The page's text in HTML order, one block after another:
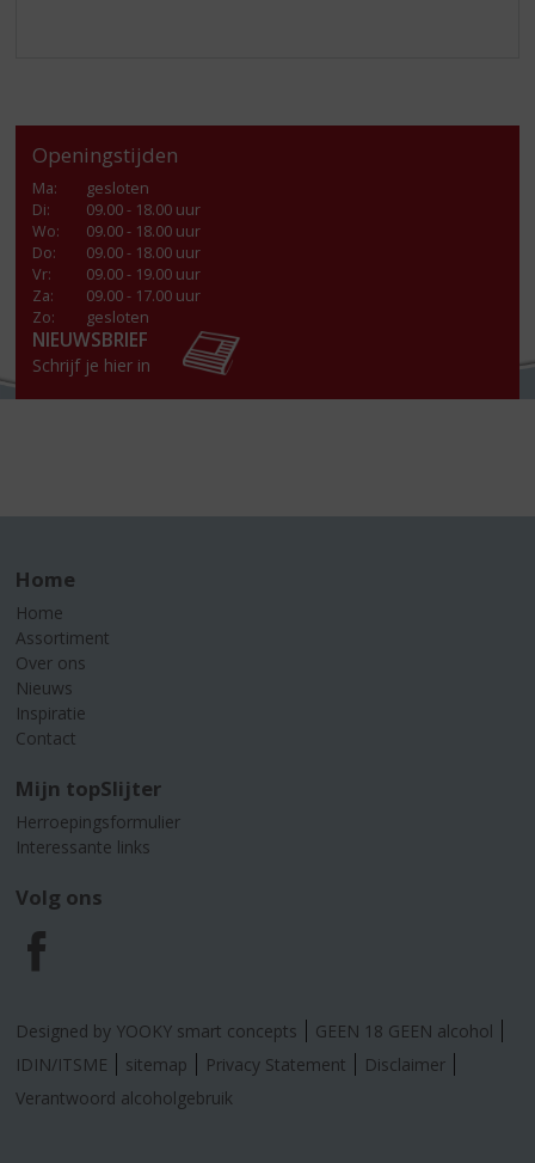
Openingstijden
Ma:
gesloten
Di:
09.00 - 18.00 uur
Wo:
09.00 - 18.00 uur
Do:
09.00 - 18.00 uur
Vr:
09.00 - 19.00 uur
Za:
09.00 - 17.00 uur
Zo:
gesloten
NIEUWSBRIEF
Schrijf je hier in
Home
Home
Assortiment
Over ons
Nieuws
Inspiratie
Contact
Mijn topSlijter
Herroepingsformulier
Interessante links
Volg ons
F
a
c
Designed by YOOKY smart concepts
GEEN 18 GEEN alcohol
IDIN/ITSME
sitemap Privacy Statement
Disclaimer
Verantwoord alcoholgebruik